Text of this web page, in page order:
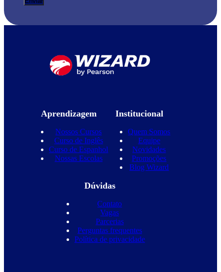
Aprendizagem
Nossos Cursos
Curso de Inglês
Curso de Espanhol
Nossas Escolas
Institucional
Quem Somos
Equipe
Novidades
Promoções
Blog Wizard
Dúvidas
Contato
Vagas
Parcerias
Perguntas frequentes
Política de privacidade